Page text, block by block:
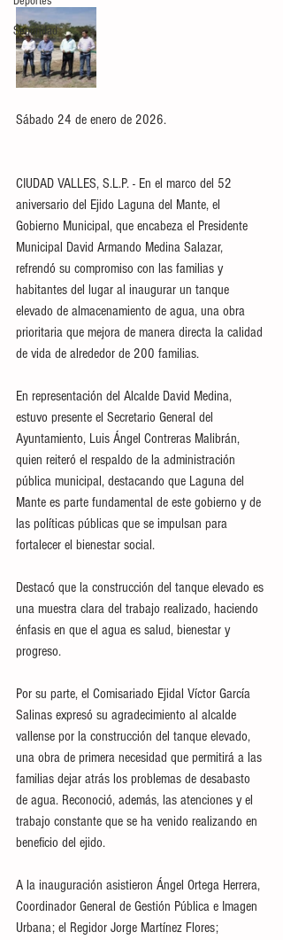
Seguridad
Sábado 24 de enero de 2026.
CIUDAD VALLES, S.L.P. - En el marco del 52
aniversario del Ejido Laguna del Mante, el
Gobierno Municipal, que encabeza el Presidente
Municipal David Armando Medina Salazar,
refrendó su compromiso con las familias y
habitantes del lugar al inaugurar un tanque
elevado de almacenamiento de agua, una obra
prioritaria que mejora de manera directa la calidad
de vida de alrededor de 200 familias.
En representación del Alcalde David Medina,
estuvo presente el Secretario General del
Ayuntamiento, Luis Ángel Contreras Malibrán,
quien reiteró el respaldo de la administración
pública municipal, destacando que Laguna del
Mante es parte fundamental de este gobierno y de
las políticas públicas que se impulsan para
fortalecer el bienestar social.
Destacó que la construcción del tanque elevado es
una muestra clara del trabajo realizado, haciendo
énfasis en que el agua es salud, bienestar y
progreso.
Por su parte, el Comisariado Ejidal Víctor García
Salinas expresó su agradecimiento al alcalde
vallense por la construcción del tanque elevado,
una obra de primera necesidad que permitirá a las
familias dejar atrás los problemas de desabasto
de agua. Reconoció, además, las atenciones y el
trabajo constante que se ha venido realizando en
beneficio del ejido.
A la inauguración asistieron Ángel Ortega Herrera,
Coordinador General de Gestión Pública e Imagen
Urbana; el Regidor Jorge Martínez Flores;